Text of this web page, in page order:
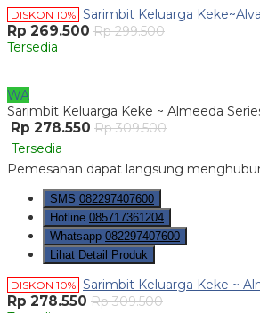
DISKON 10% Sarimbit Keluarga
Rp 269.500 Rp 299.500
Tersedia
WA
Sarimbit Keluarga Keke ~ Almeeda
Rp 278.550 Rp 309.500
Tersedia
Pemesanan dapat langsung
SMS 082297407600
Hotline 085717361204
Whatsapp 082297407600
Lihat Detail Produk
DISKON 10% Sarimbit Keluarga Keke ~
Rp 278.550 Rp 309.500